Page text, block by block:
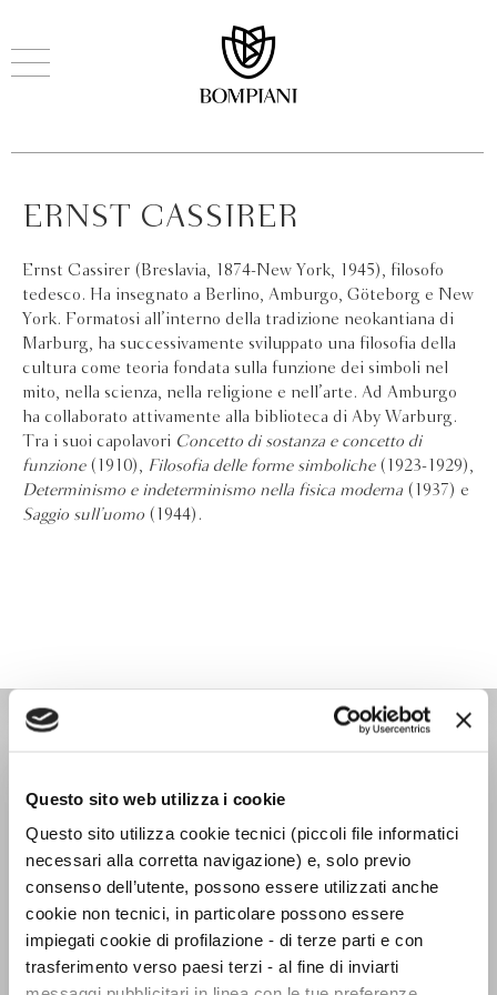
Questo sito web utilizza i cookie
Questo sito utilizza cookie tecnici (piccoli file informatici
necessari alla corretta navigazione) e, solo previo
consenso dell’utente, possono essere utilizzati anche
cookie non tecnici, in particolare possono essere
impiegati cookie di profilazione - di terze parti e con
trasferimento verso paesi terzi - al fine di inviarti
ERNST CASSIRER
Ernst Cassirer (Breslavia, 1874-New York, 1945), filosofo
tedesco. Ha insegnato a Berlino, Amburgo, Göteborg e New
York. Formatosi all’interno della tradizione neokantiana di
Marburg, ha successivamente sviluppato una filosofia della
cultura come teoria fondata sulla funzione dei simboli nel
mito, nella scienza, nella religione e nell’arte. Ad Amburgo
ha collaborato attivamente alla biblioteca di Aby Warburg.
Tra i suoi capolavori Concetto di sostanza e concetto di
funzione(1910), Filosofia delle forme simboliche(1923-1929),
Determinismo e indeterminismo nella fisica moderna (1937) e
Saggio sull’uomo (1944).
IL PENSIERO OCCIDENTALE